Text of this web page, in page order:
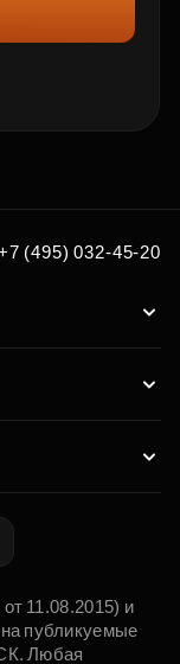
(495) 032-45-20
11.08.2015) и
публикуемые
Любая